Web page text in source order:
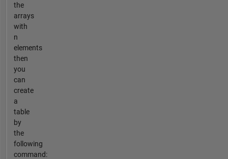
the
arrays
with
n
elements
then
you
can
create
a
table
by
the
following
command: